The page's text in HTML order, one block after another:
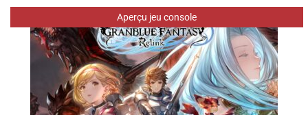
Aperçu jeu console